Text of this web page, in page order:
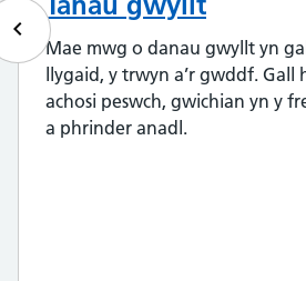
Mae mwg o danau gwyllt yn
llygaid, y trwyn a’r gwddf. Gall
achosi peswch, gwichian yn y
a phrinder anadl.
keyboard_arrow_left